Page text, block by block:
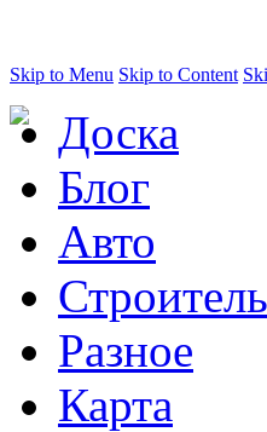
Skip to Menu Skip to Content
Доска
Блог
Авто
Разное
Карта